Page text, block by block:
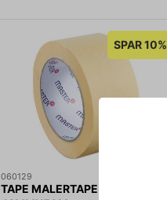
SPAR 10%
060129
TAPE MALERTAPE NATUR